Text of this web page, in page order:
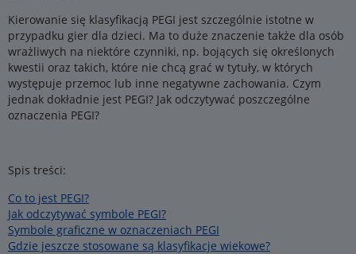
Kierowanie się klasyfikacją PEGI jest szczególnie istotne w
przypadku gier dla dzieci. Ma to duże znaczenie także dla osób
wrażliwych na niektóre czynniki, np. bojących się określonych
kwestii oraz takich, które nie chcą grać w tytuły, w których
występuje przemoc lub inne negatywne zachowania. Czym
jednak dokładnie jest PEGI? Jak odczytywać poszczególne
oznaczenia PEGI?
Spis treści:
Co to jest PEGI?
Jak odczytywać symbole PEGI?
Symbole graficzne w oznaczeniach PEGI
Gdzie jeszcze stosowane są klasyfikacje wiekowe?